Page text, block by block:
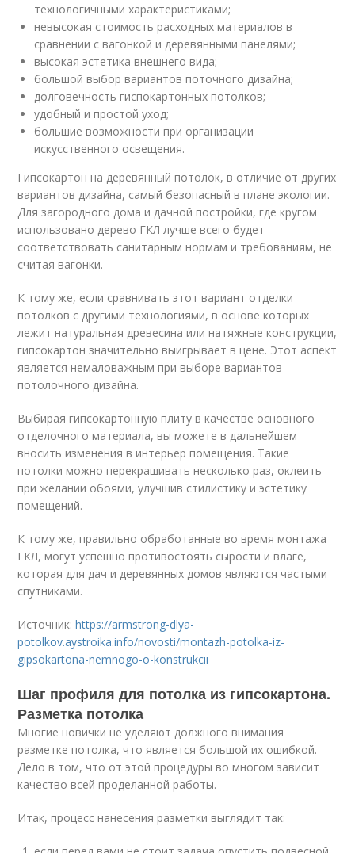
технологичными характеристиками;
невысокая стоимость расходных материалов в
сравнении с вагонкой и деревянными панелями;
высокая эстетика внешнего вида;
большой выбор вариантов поточного дизайна;
долговечность гиспокартонных потолков;
удобный и простой уход;
большие возможности при организации
искусственного освещения.
Гипсокартон на деревянный потолок, в отличие от других
вариантов дизайна, самый безопасный в плане экологии.
Для загородного дома и дачной постройки, где кругом
использовано дерево ГКЛ лучше всего будет
соответствовать санитарным нормам и требованиям, не
считая вагонки.
К тому же, если сравнивать этот вариант отделки
потолков с другими технологиями, в основе которых
лежит натуральная древесина или натяжные конструкции,
гипсокартон значительно выигрывает в цене. Этот аспект
является немаловажным при выборе вариантов
потолочного дизайна.
Выбирая гипсокартонную плиту в качестве основного
отделочного материала, вы можете в дальнейшем
вносить изменения в интерьер помещения. Такие
потолки можно перекрашивать несколько раз, оклеить
при желании обоями, улучшив стилистику и эстетику
помещений.
К тому же, правильно обработанные во время монтажа
ГКЛ, могут успешно противостоять сырости и влаге,
которая для дач и деревянных домов являются частыми
спутниками.
Источник:https://armstrong-dlya-
potolkov.aystroika.info/novosti/montazh-potolka-iz-
gipsokartona-nemnogo-o-konstrukcii
Шаг профиля для потолка из гипсокартона.
Разметка потолка
Многие новички не уделяют должного внимания
разметке потолка, что является большой их ошибкой.
Дело в том, что от этой процедуры во многом зависит
качество всей проделанной работы.
Итак, процесс нанесения разметки выглядит так: